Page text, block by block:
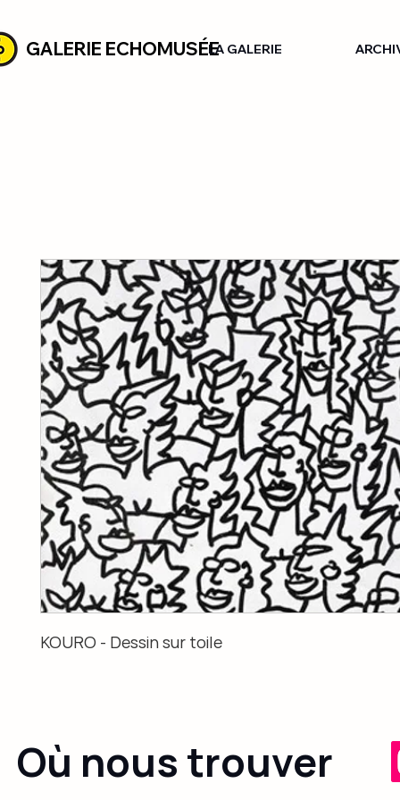
GALERIE ECHOMUSÉELA GALERIE
KOURO - Dessin sur toile
Où nous trouver